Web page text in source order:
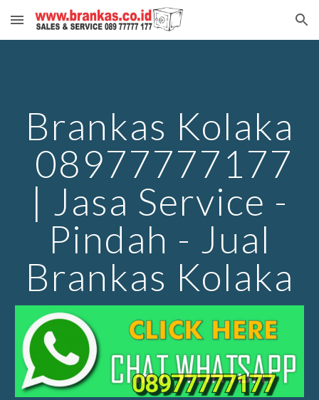
Skip to main content Skip to navigation
Brankas Kolaka
08977777177
| Jasa Service -
Pindah - Jual
Brankas Kolaka